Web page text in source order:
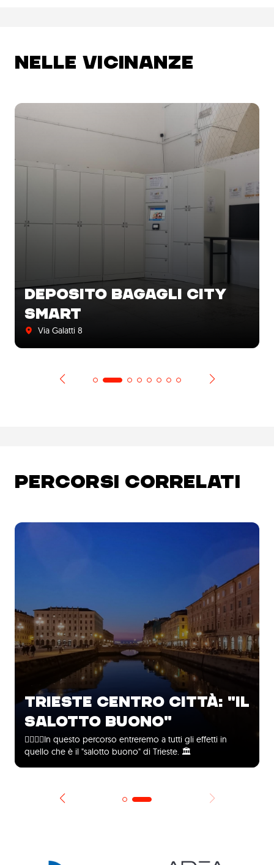
NELLE VICINANZE
DEPOSITO BAGAGLI CITY
SMART
Via Galatti 8
PERCORSI CORRELATI
TRIESTE CENTRO CITTÀ: "IL
SALOTTO BUONO"
🚶‍♀️🚶‍♂️In questo percorso entreremo a tutti gli effetti in
quello che è il "salotto buono" di Trieste. 🏛️